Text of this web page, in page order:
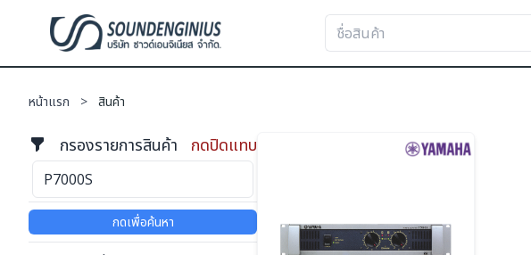
หน้าแรก > สินค้า
กรองรายการสินค้า กดปิดแทบ
กดเพื่อค้นหา